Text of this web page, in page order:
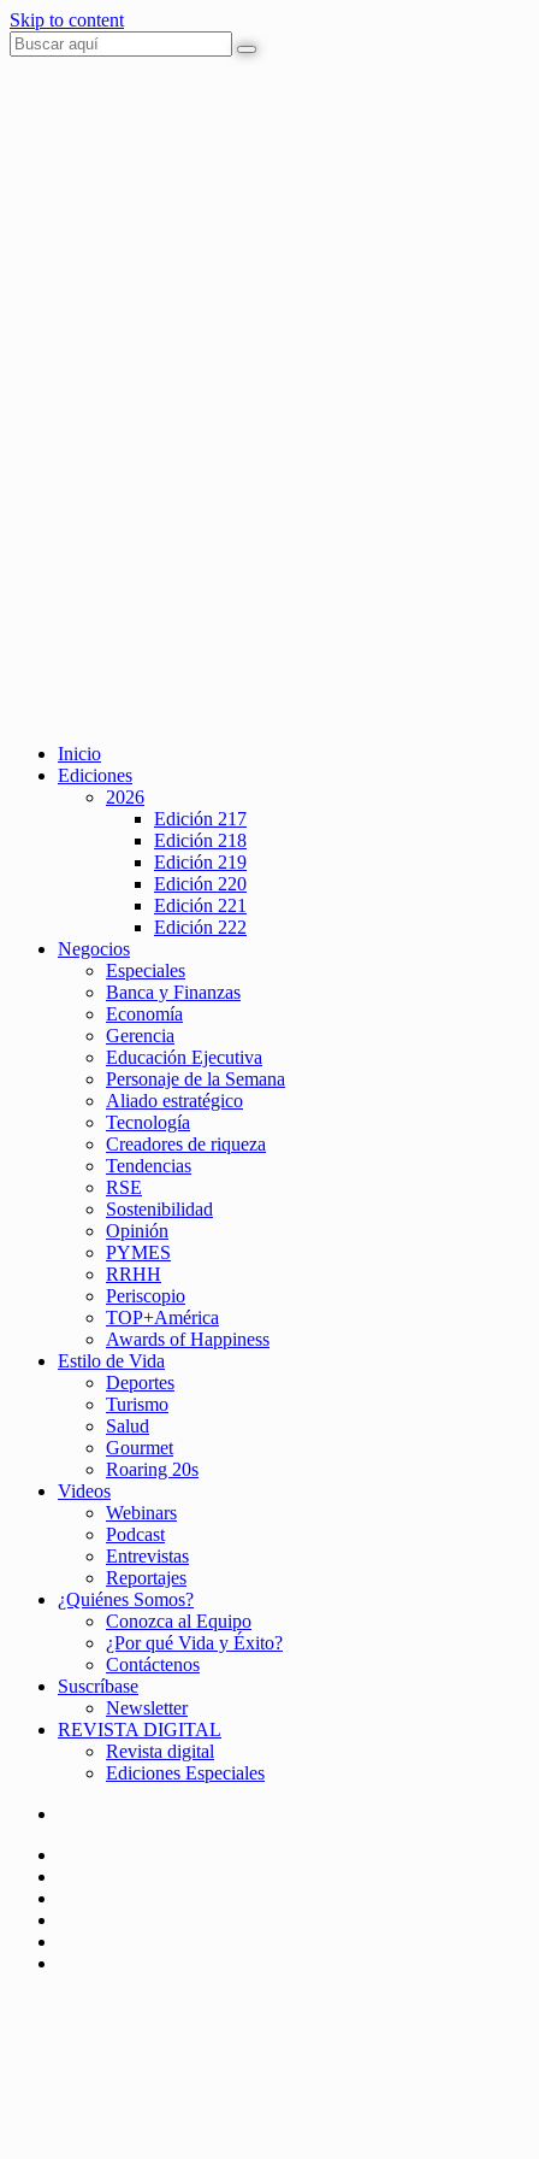
Skip to content
Inicio
Ediciones
2026
Edición 217
Edición 218
Edición 219
Edición 220
Edición 221
Edición 222
Negocios
Especiales
Banca y Finanzas
Economía
Gerencia
Educación Ejecutiva
Personaje de la Semana
Aliado estratégico
Tecnología
Creadores de riqueza
Tendencias
RSE
Sostenibilidad
Opinión
PYMES
RRHH
Periscopio
TOP+América
Awards of Happiness
Estilo de Vida
Deportes
Turismo
Salud
Gourmet
Roaring 20s
Videos
Webinars
Podcast
Entrevistas
Reportajes
¿Quiénes Somos?
Conozca al Equipo
¿Por qué Vida y Éxito?
Contáctenos
Suscríbase
Newsletter
REVISTA DIGITAL
Revista digital
Ediciones Especiales